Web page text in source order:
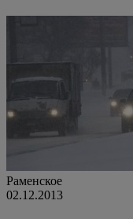
Раменское
02.12.2013